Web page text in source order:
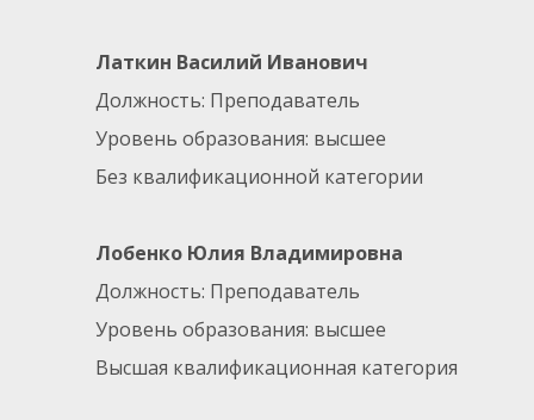
Латкин Василий Иванович
Должность: Преподаватель
Уровень образования: высшее
Без квалификационной категории
Лобенко Юлия Владимировна
Должность: Преподаватель
Уровень образования: высшее
Высшая квалификационная категория